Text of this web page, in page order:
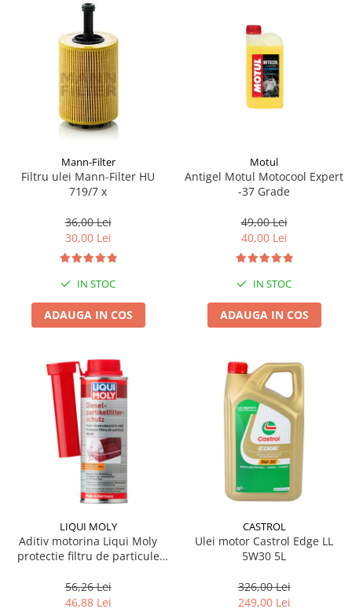
Mann-Filter
Filtru ulei Mann-Filter HU
719/7 x
36,00 Lei
30,00 Lei
IN STOC
ADAUGA IN COS
Motul
Antigel Motul Motocool Expert
-37 Grade
49,00 Lei
40,00 Lei
IN STOC
ADAUGA IN COS
LIQUI MOLY
Aditiv motorina Liqui Moly
protectie filtru de particule
56,26 Lei
46,88 Lei
CASTROL
Ulei motor Castrol Edge LL
5W30 5L
326,00 Lei
249,00 Lei